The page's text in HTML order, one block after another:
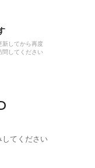
新してから再度
問してください
してください